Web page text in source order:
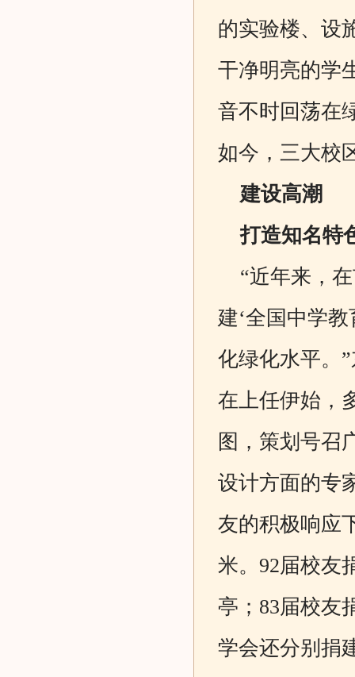
的实验楼、设
干净明亮的学
音不时回荡在
如今，三大校
建设高潮
打造知名特
“近年来，在
建‘全国中学
化绿化水平。
在上任伊始，
图，策划号召
设计方面的专
友的积极响应
米。92届校友
亭；83届校友
学会还分别捐